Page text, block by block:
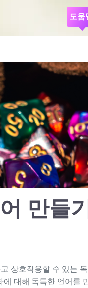
도움
만들
상호작용할 수 있는
대해 독특한 언어를